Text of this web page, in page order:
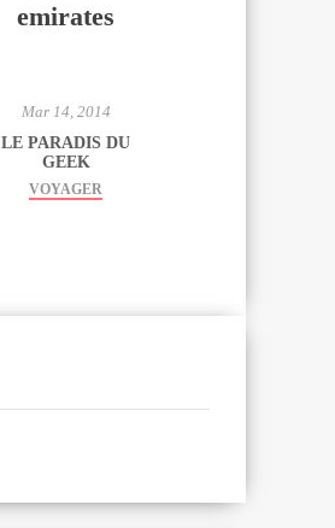
emirates
Mar 14, 2014
LE PARADIS DU
GEEK
VOYAGER